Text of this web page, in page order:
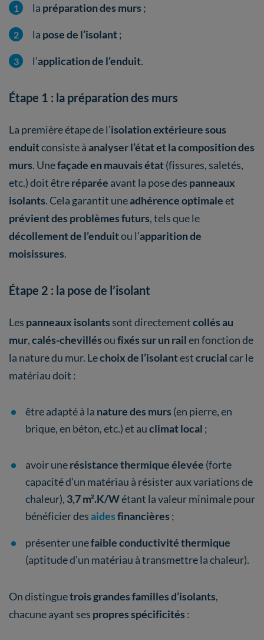
la préparation des murs ;
la pose de l’isolant;
l’application de l’enduit.
Étape 1 : la préparation des murs
La première étape de l’isolation extérieure sous
enduitconsiste àanalyser l’état et la composition des
murs. Unefaçade en mauvais état(fissures, saletés,
etc.) doit êtreréparée avant la pose des panneaux
isolants. Cela garantit uneadhérence optimaleet
prévient des problèmes futurs, tels que le
décollement de l’enduitou l’apparition de
moisissures.
Étape 2 : la pose de l’isolant
Les panneaux isolants sont directementcollés au
mur,calés-chevillésoufixés sur un railen fonction de
la nature du mur. Lechoix de l’isolantestcrucialcar le
matériau doit :
être adapté à la nature des murs (en pierre, en
brique, en béton, etc.) et auclimat local ;
avoir unerésistance thermique élevée (forte
capacité d’un matériau à résister aux variations de
chaleur), 3,7 m².K/Wétant la valeur minimale pour
bénéficier desaidesfinancières ;
présenter unefaible conductivité thermique
(aptitude d’un matériau à transmettre la chaleur).
On distinguetrois grandes familles d’isolants,
chacune ayant ses propres spécificités :